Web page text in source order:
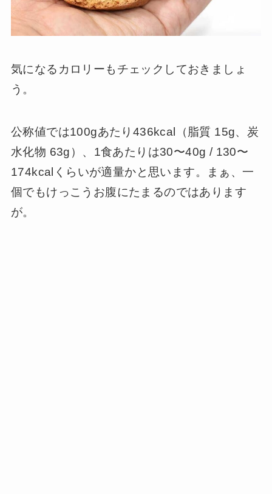
気になるカロリーもチェックしておきましょ
う。
公称値では100gあたり436kcal（脂質 15g、炭
水化物 63g）、1食あたりは30〜40g / 130〜
174kcalくらいが適量かと思います。まぁ、一
個でもけっこうお腹にたまるのではあります
が。